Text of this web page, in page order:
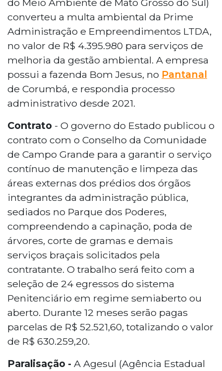
converteu a multa ambiental da Prime
Administração e Empreendimentos LTDA,
no valor de R$ 4.395.980 para serviços de
melhoria da gestão ambiental. A empresa
possui a fazenda Bom Jesus, no Pantanal
de Corumbá, e respondia processo
administrativo desde 2021.
Contrato - O governo do Estado publicou o
contrato com o Conselho da Comunidade
de Campo Grande para a garantir o serviço
contínuo de manutenção e limpeza das
áreas externas dos prédios dos órgãos
integrantes da administração pública,
sediados no Parque dos Poderes,
compreendendo a capinação, poda de
árvores, corte de gramas e demais
serviços braçais solicitados pela
contratante. O trabalho será feito com a
seleção de 24 egressos do sistema
Penitenciário em regime semiaberto ou
aberto. Durante 12 meses serão pagas
parcelas de R$ 52.521,60, totalizando o valor
de R$ 630.259,20.
Paralisação - A Agesul (Agência Estadual